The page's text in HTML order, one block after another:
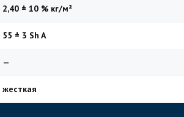
2,40 ± 10 % кг/м²
55 ± 3 Sh A
—
жесткая